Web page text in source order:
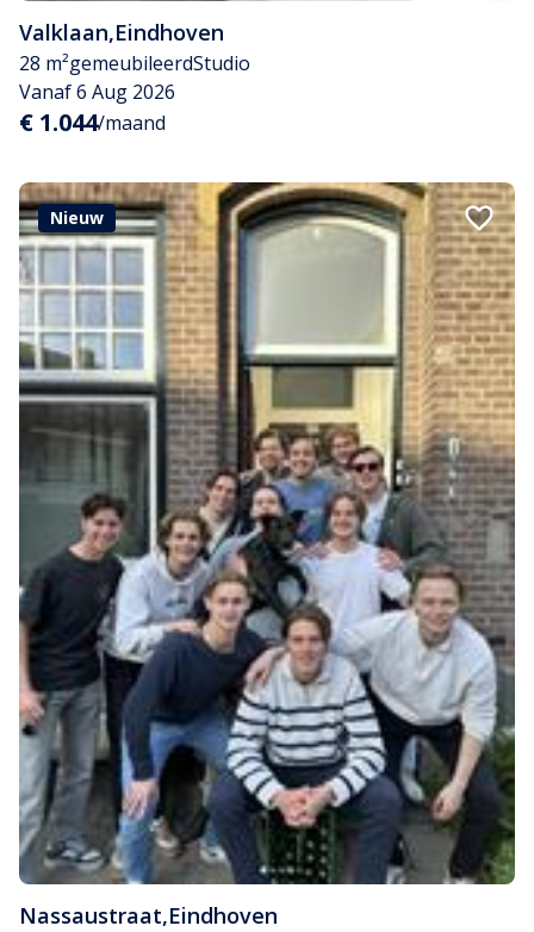
Valklaan,Eindhoven
28 m²gemeubileerdStudio
Vanaf 6 Aug 2026
€ 1.044/maand
Nieuw
Nassaustraat,Eindhoven